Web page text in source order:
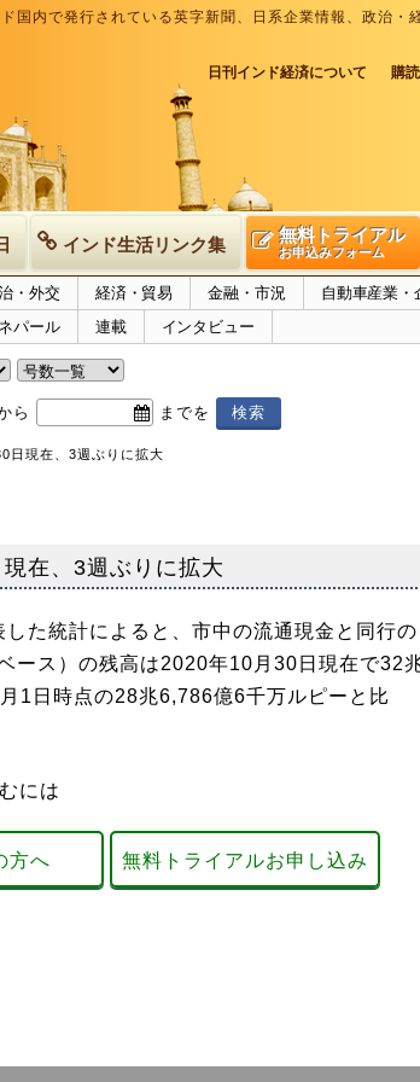
国内で発行されている英字新聞、日系企業情報、政治
日刊インド経済について 購
インド生活リンク集 無料トライアル
お申込みフォーム
・外交 経済・貿易 金融・市況
自動車産業・
ネパール 連載 インタビュー
ら までを
日現在、3週ぶりに拡大
在、3週ぶりに拡大
た統計によると、市中の流通現金と同行の
ース）の残高は2020年10月30日現在で32
1日時点の28兆6,786億6千万ルピーと比
には
方へ 無料トライアルお申し込み